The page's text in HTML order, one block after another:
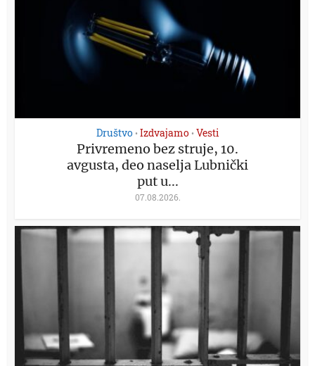
Društvo • Izdvajamo • Vesti
Privremeno bez struje, 10.
avgusta, deo naselja Lubnički
put u...
07.08.2026.